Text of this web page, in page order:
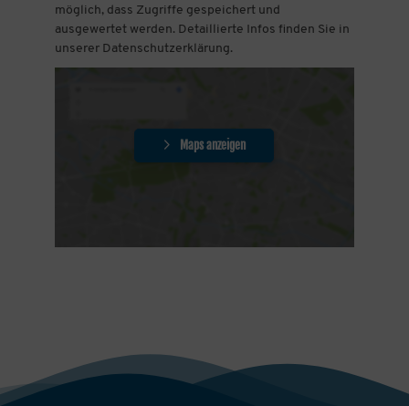
möglich, dass Zugriffe gespeichert und
ausgewertet werden. Detaillierte Infos finden Sie in
unserer Datenschutzerklärung.
Maps anzeigen